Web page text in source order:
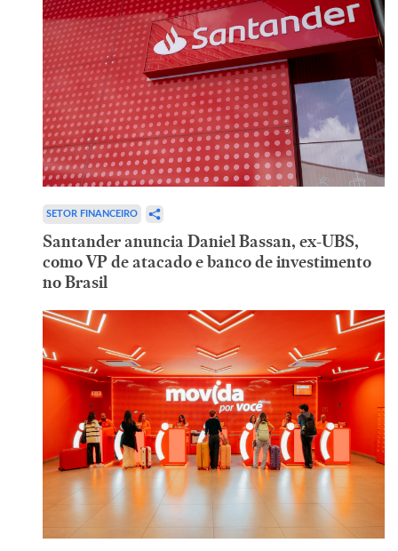
SETOR FINANCEIRO
Santander anuncia Daniel Bassan, ex-UBS,
como VP de atacado e banco de investimento
no Brasil